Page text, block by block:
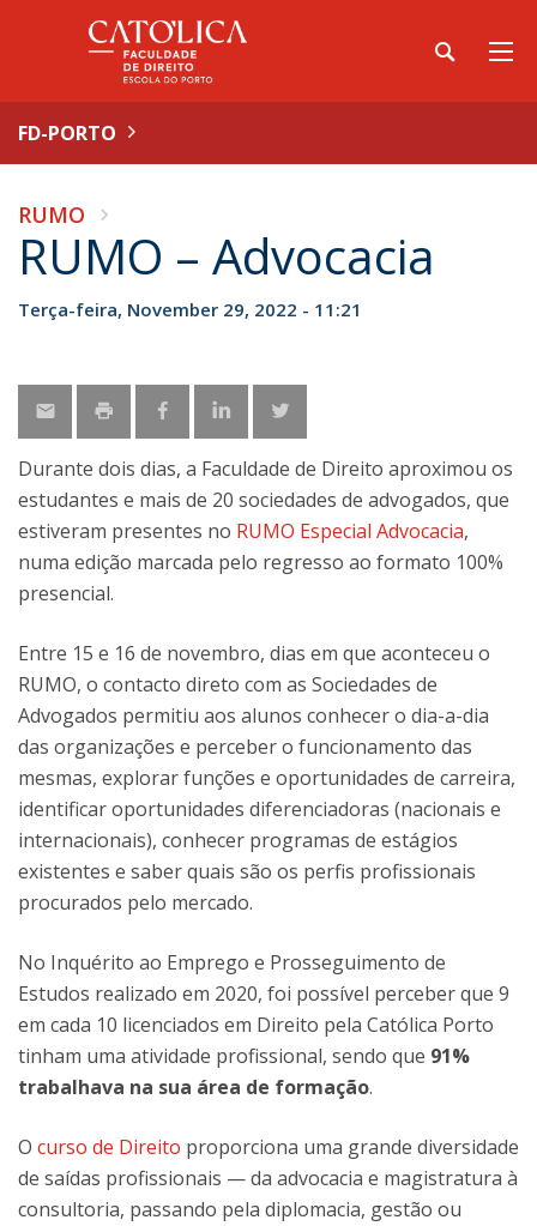
FD-PORTO
RUMO
RUMO – Advocacia
Terça-feira, November 29, 2022 - 11:21
Durante dois dias, a Faculdade de Direito aproximou os
estudantes e mais de 20 sociedades de advogados, que
estiveram presentes no RUMO Especial Advocacia,
numa edição marcada pelo regresso ao formato 100%
presencial.
Entre 15 e 16 de novembro, dias em que aconteceu o
RUMO, o contacto direto com as Sociedades de
Advogados permitiu aos alunos conhecer o dia-a-dia
das organizações e perceber o funcionamento das
mesmas, explorar funções e oportunidades de carreira,
identificar oportunidades diferenciadoras (nacionais e
internacionais), conhecer programas de estágios
existentes e saber quais são os perfis profissionais
procurados pelo mercado.
No Inquérito ao Emprego e Prosseguimento de
Estudos realizado em 2020, foi possível perceber que 9
em cada 10 licenciados em Direito pela Católica Porto
tinham uma atividade profissional, sendo que 91%
trabalhava na sua área de formação.
O curso de Direito proporciona uma grande diversidade
de saídas profissionais — da advocacia e magistratura à
consultoria, passando pela diplomacia, gestão ou